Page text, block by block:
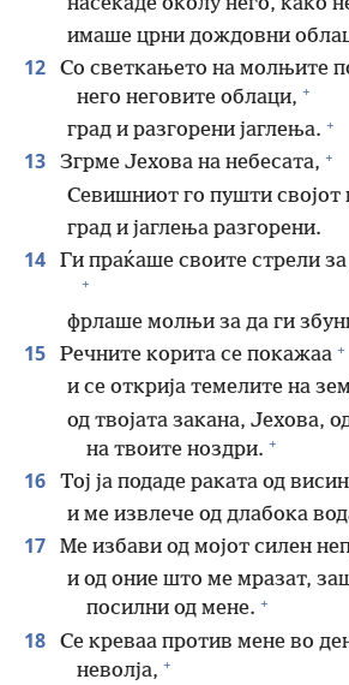
имаше црни дождовни
12
Со светкањето на молњите
него неговите облаци, +
град и разгорени јаглења. +
13 Згрме Јехова на небесата, +
Севишниот го пушти својот
град и јаглења разгорени.
14 Ги праќаше своите стрели
+
фрлаше молњи за да ги
15 Речните корита се покажаа +
и се открија темелите на
од твојата закана, Јехова,
на твоите ноздри. +
16 Тој ја подаде раката од
и ме извлече од длабока
17 Ме избави од мојот силен
и од оние што ме мразат,
посилни од мене. +
18
Се креваа против мене во
неволја, +